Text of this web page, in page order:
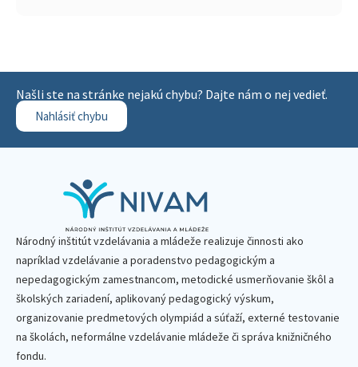
Našli ste na stránke nejakú chybu? Dajte nám o nej vedieť.
Nahlásiť chybu
Národný inštitút vzdelávania a mládeže realizuje činnosti ako
napríklad vzdelávanie a poradenstvo pedagogickým a
nepedagogickým zamestnancom, metodické usmerňovanie škôl a
školských zariadení, aplikovaný pedagogický výskum,
organizovanie predmetových olympiád a súťaží, externé testovanie
na školách, neformálne vzdelávanie mládeže či správa knižničného
fondu.